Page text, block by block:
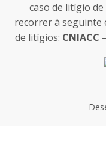
caso de litígio
recorrer à seguinte
de litígios: CNIACC –